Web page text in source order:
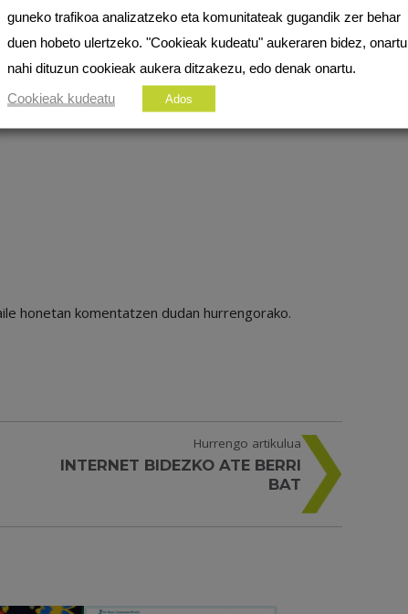
honetan komentatzen dudan hurrengorako.
Hurrengo artikulua
INTERNET BIDEZKO ATE BERRI
BAT
guneko trafikoa analizatzeko eta komunitateak gugandik zer behar
duen hobeto ulertzeko. "Cookieak kudeatu" aukeraren bidez, onartu
nahi dituzun cookieak aukera ditzakezu, edo denak onartu.
Cookieak kudeatu Ados